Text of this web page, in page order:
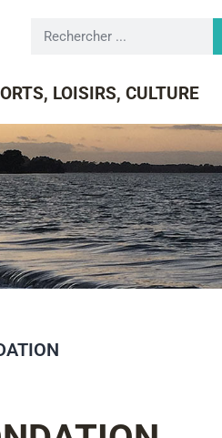
LOISIRS, CULTURE